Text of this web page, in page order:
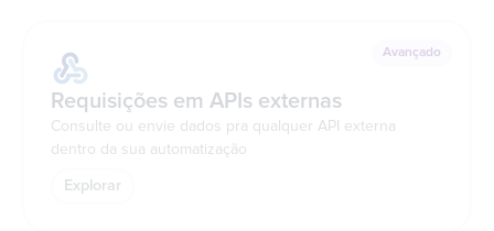
Avançado
Requisições em APIs externas
Consulte ou envie dados pra qualquer API externa
dentro da sua automatização
Explorar